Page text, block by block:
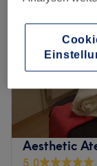
Aesthetic
5,0